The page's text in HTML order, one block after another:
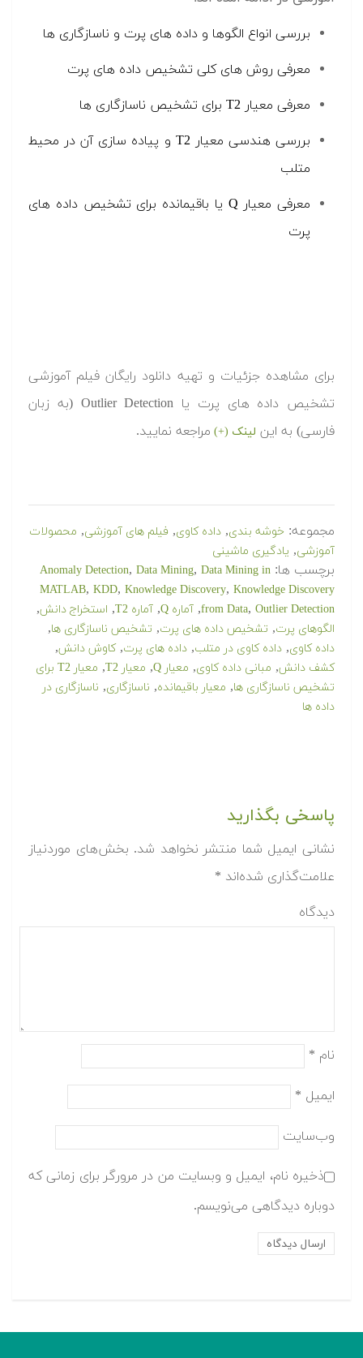
بررسی انواع الگوها و داده های پرت و ناسازگاری ها
معرفی روش های کلی تشخیص داده های پرت
معرفی معیار T2 برای تشخیص ناسازگاری ها
بررسی هندسی معیار T2 و پیاده سازی آن در محیط
متلب
معرفی معیار Q یا باقیمانده برای تشخیص داده های
پرت
برای مشاهده جزئیات و تهیه دانلود رایگان فیلم آموزشی
تشخیص داده های پرت یا Outlier Detection (به زبان
فارسی) به این لینک (+) مراجعه نمایید.
مجموعه: خوشه بندی, داده کاوی, فیلم های آموزشی, محصولات
آموزشی, یادگیری ماشینی
برچسب ها: Anomaly Detection, Data Mining, Data Mining in
MATLAB, KDD, Knowledge Discovery, Knowledge Discovery
from Data, Outlier Detection
, آماره Q , آماره T2 , استخراج دانش,
الگوهای پرت, تشخیص داده های پرت, تشخیص ناسازگاری ها,
داده کاوی, داده کاوی در متلب, داده های پرت,کاوش دانش,
کشف دانش, مبانی داده کاوی, معیار Q , معیار T2 ,
معیار T2 برای
تشخیص ناسازگاری ها, معیار باقیمانده, ناسازگاری, ناسازگاری در
داده ها
پاسخی بگذارید
نشانی ایمیل شما منتشر نخواهد شد. بخش‌های موردنیاز
علامت‌گذاری شده‌اند *
دیدگاه
نام *
ایمیل *
وب‌سایت
ذخیره نام، ایمیل و وبسایت من در مرورگر برای زمانی که
دوباره دیدگاهی می‌نویسم.